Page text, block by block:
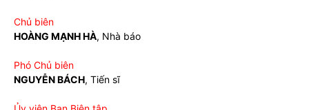
Chủ biên
HOÀNG MẠNH HÀ, Nhà báo
Phó Chủ biên
NGUYỄN BÁCH, Tiến sĩ